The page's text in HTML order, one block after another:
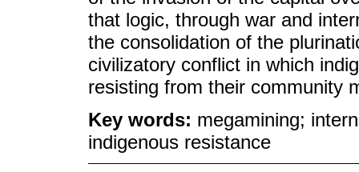
that logic, through war and
the consolidation of the
civilizatory conflict in which
resisting from their community
Key words: megamining;
indigenous resistance